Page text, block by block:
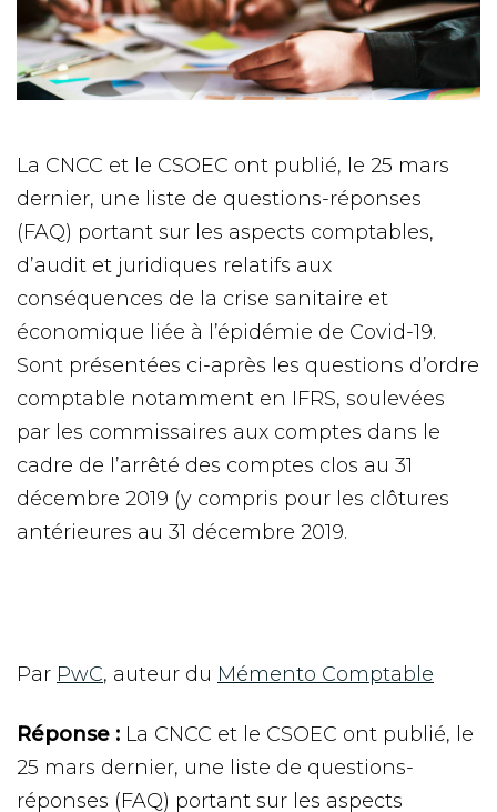
La CNCC et le CSOEC ont publié, le 25 mars
dernier, une liste de questions-réponses
(FAQ) portant sur les aspects comptables,
d’audit et juridiques relatifs aux
conséquences de la crise sanitaire et
économique liée à l’épidémie de Covid-19.
Sont présentées ci-après les questions d’ordre
comptable notamment en IFRS, soulevées
par les commissaires aux comptes dans le
cadre de l’arrêté des comptes clos au 31
décembre 2019 (y compris pour les clôtures
antérieures au 31 décembre 2019.
Par PwC, auteur du Mémento Comptable
Réponse : La CNCC et le CSOEC ont publié, le
25 mars dernier, une liste de questions-
réponses (FAQ) portant sur les aspects